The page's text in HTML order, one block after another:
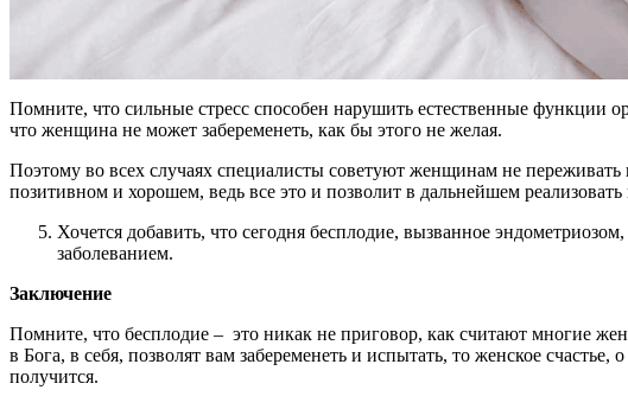
Помните, что сильные стресс способен нарушить естественные функции
что женщина не может забеременеть, как бы этого не желая.
Поэтому во всех случаях специалисты советуют женщинам не
позитивном и хорошем, ведь все это и позволит в дальнейшем реализовать
Хочется добавить, что сегодня бесплодие, вызванное
заболеванием.
Заключение
Помните, что бесплодие – это никак не приговор, как считают многие
в Бога, в себя, позволят вам забеременеть и испытать, то женское
получится.